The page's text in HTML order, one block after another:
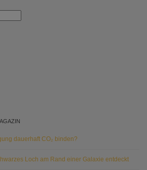
dauerhaft CO₂ binden?
Loch am Rand einer Galaxie entdeckt